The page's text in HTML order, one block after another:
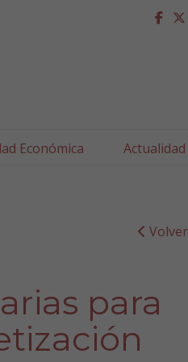
Económica Actualidad
Volver
para